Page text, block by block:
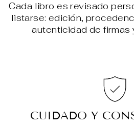
Cada libro es revisado
listarse: edición,
autenticidad de firmas
CUIDADO Y